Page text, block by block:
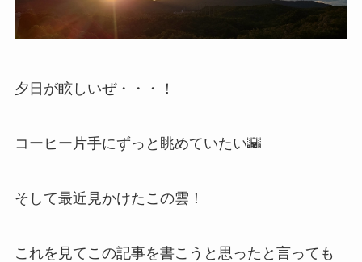
夕日が眩しいぜ・・・！
コーヒー片手にずっと眺めていたい🌇
そして最近見かけたこの雲！
これを見てこの記事を書こうと思ったと言っても